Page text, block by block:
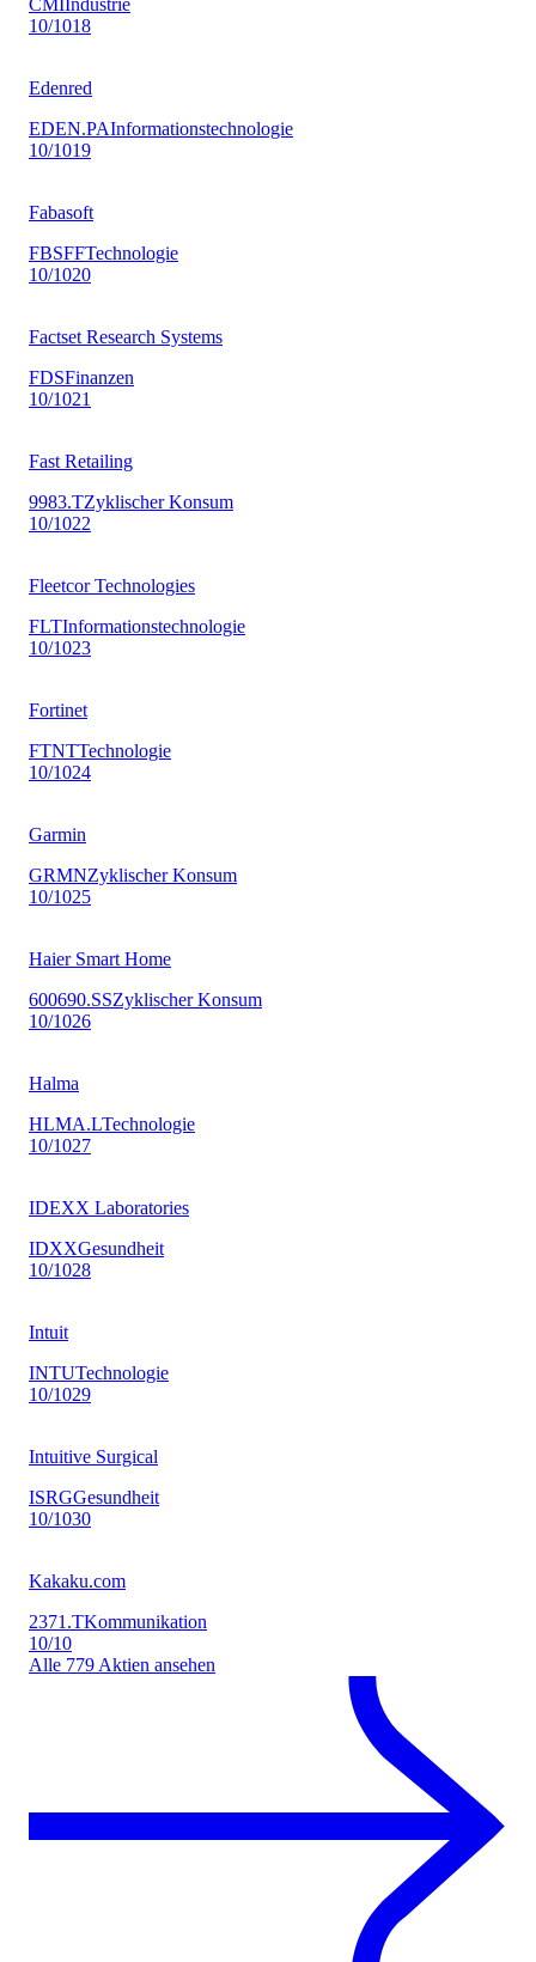
10/1018
Edenred
EDEN.PAInformationstechnologie
10/1019
Fabasoft
FBSFFTechnologie
10/1020
Factset Research Systems
FDSFinanzen
10/1021
Fast Retailing
9983.TZyklischer Konsum
10/1022
Fleetcor Technologies
FLTInformationstechnologie
10/1023
Fortinet
FTNTTechnologie
10/1024
Garmin
GRMNZyklischer Konsum
10/1025
Haier Smart Home
600690.SSZyklischer Konsum
10/1026
Halma
HLMA.LTechnologie
10/1027
IDEXX Laboratories
IDXXGesundheit
10/1028
Intuit
INTUTechnologie
10/1029
Intuitive Surgical
ISRGGesundheit
10/1030
Kakaku.com
2371.TKommunikation
10/10
Alle 779 Aktien ansehen